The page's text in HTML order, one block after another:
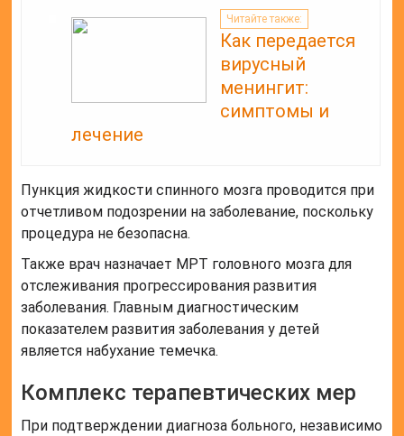
Читайте также:
Как передается
вирусный
менингит:
симптомы и
лечение
Пункция жидкости спинного мозга проводится при
отчетливом подозрении на заболевание, поскольку
процедура не безопасна.
Также врач назначает МРТ головного мозга для
отслеживания прогрессирования развития
заболевания. Главным диагностическим
показателем развития заболевания у детей
является набухание темечка.
Комплекс терапевтических мер
При подтверждении диагноза больного, независимо